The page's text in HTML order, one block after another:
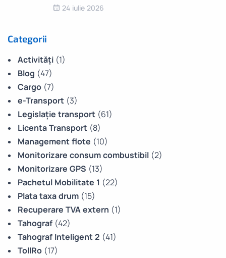
24 iulie 2026
Categorii
Activități (1)
Blog (47)
Cargo (7)
e-Transport (3)
Legislație transport (61)
Licenta Transport (8)
Management flote (10)
Monitorizare consum combustibil (2)
Monitorizare GPS (13)
Pachetul Mobilitate 1 (22)
Plata taxa drum (15)
Recuperare TVA extern (1)
Tahograf (42)
Tahograf Inteligent 2 (41)
TollRo (17)